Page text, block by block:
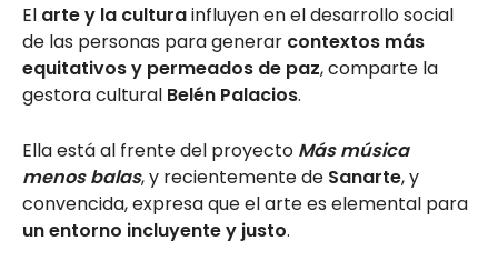
El arte y la culturainfluyen en el desarrollo social
de las personas para generar contextos más
equitativos y permeados de paz, comparte la
gestora cultural Belén Palacios.
Ella está al frente del proyecto Más música
menos balas, y recientemente de Sanarte, y
convencida, expresa que el arte es elemental para
un entorno incluyente y justo.